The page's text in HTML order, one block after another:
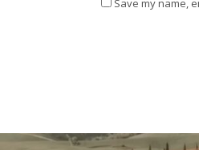
Save my name,